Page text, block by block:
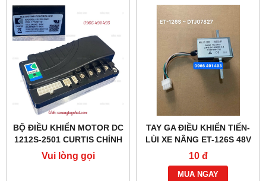
BỘ ĐIỀU KHIỂN MOTOR DC
1212S-2501 CURTIS CHÍNH
HÃNG
Vui lòng gọi
TAY GA ĐIỀU KHIỂN TIẾN-
LÙI XE NÂNG ET-126S 48V
(6 DÂY)
10 đ
MUA NGAY